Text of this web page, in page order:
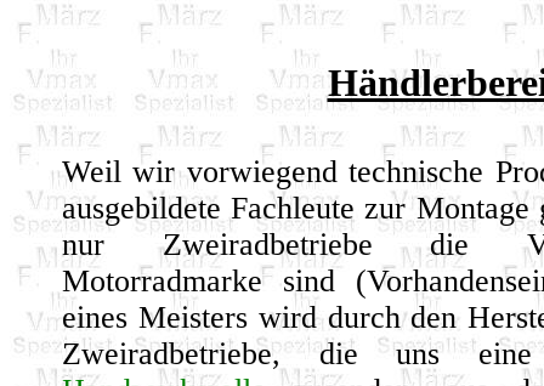
Weil wir vorwiegend technische
ausgebildete Fachleute zur
nur Zweiradbetriebe die
Motorradmarke sind
eines Meisters wird durch den
Zweiradbetriebe, die uns